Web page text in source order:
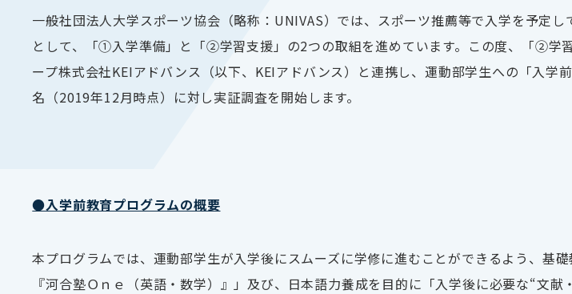
一般社団法人大学スポーツ協会（略称： UNIVAS）では、スポーツ推薦等で入学を予定
として、「①入学準備」と「②学習支援」の2つの取組を進めています。この度、「②学
ープ株式会社KEIアドバンス（以下、 KEIアドバンス）と連携し、運動部学生への「入学
名（2019年12月時点）に対し実証調査を開始します。
●入学前教育プログラムの概要
本プログラムでは、運動部学生が入学後にスムーズに学修に進むことができるよう、基
『河合塾Ｏｎｅ（英語・数学）』」及び、日本語力養成を目的に「入学後に必要な“文